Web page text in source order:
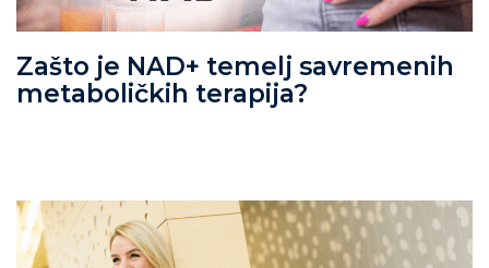
Zašto je NAD+ temelj savremenih
metaboličkih terapija?